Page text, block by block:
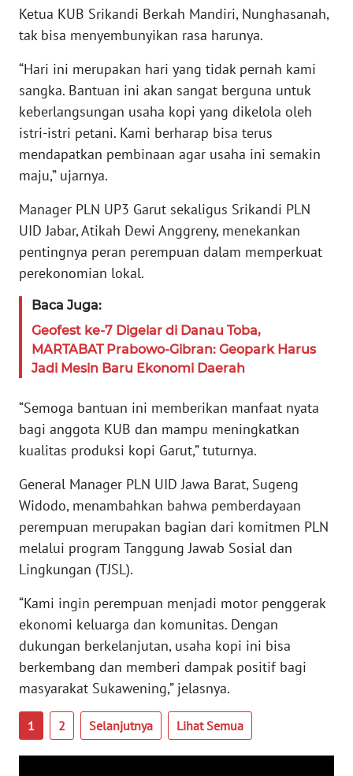
Ketua KUB Srikandi Berkah Mandiri, Nunghasanah,
tak bisa menyembunyikan rasa harunya.
“Hari ini merupakan hari yang tidak pernah kami
sangka. Bantuan ini akan sangat berguna untuk
keberlangsungan usaha kopi yang dikelola oleh
istri-istri petani. Kami berharap bisa terus
mendapatkan pembinaan agar usaha ini semakin
maju,” ujarnya.
Manager PLN UP3 Garut sekaligus Srikandi PLN
UID Jabar, Atikah Dewi Anggreny, menekankan
pentingnya peran perempuan dalam memperkuat
perekonomian lokal.
Baca Juga:
Geofest ke-7 Digelar di Danau Toba,
MARTABAT Prabowo-Gibran: Geopark Harus
Jadi Mesin Baru Ekonomi Daerah
“Semoga bantuan ini memberikan manfaat nyata
bagi anggota KUB dan mampu meningkatkan
kualitas produksi kopi Garut,” tuturnya.
General Manager PLN UID Jawa Barat, Sugeng
Widodo, menambahkan bahwa pemberdayaan
perempuan merupakan bagian dari komitmen PLN
melalui program Tanggung Jawab Sosial dan
Lingkungan (TJSL).
“Kami ingin perempuan menjadi motor penggerak
ekonomi keluarga dan komunitas. Dengan
dukungan berkelanjutan, usaha kopi ini bisa
berkembang dan memberi dampak positif bagi
masyarakat Sukawening,” jelasnya.
1 2 Selanjutnya Lihat Semua
SUMUT
JAKARTA
WN
JABAR
WN
WN
NTT
KEPRI
WN
PAPUA
WN
PAPUA
BARAT
WN
RIAU
WN
SERAMBI
WN
SULTRA
WN
NTB